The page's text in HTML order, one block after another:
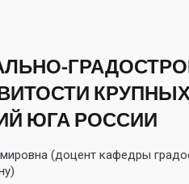
ЮГА РОССИИ
(доцент кафедры